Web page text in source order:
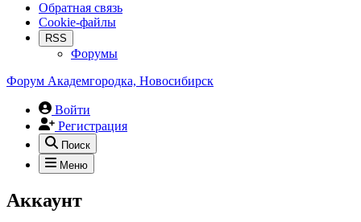
Обратная связь
Cookie-файлы
RSS
Форумы
Форум Академгородка, Новосибирск
Войти
Регистрация
Поиск
Меню
Аккаунт